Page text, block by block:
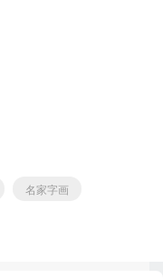
名家字画